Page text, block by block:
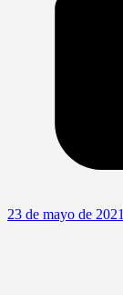
23 de mayo de 2021